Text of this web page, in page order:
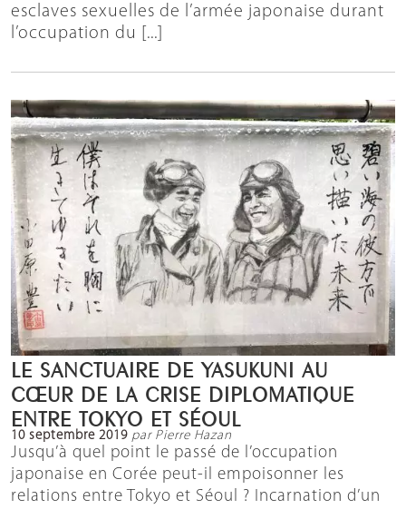
esclaves sexuelles de l’armée japonaise durant
l’occupation du [...]
LE SANCTUAIRE DE YASUKUNI AU
CŒUR DE LA CRISE DIPLOMATIQUE
ENTRE TOKYO ET SÉOUL
10 septembre 2019 par Pierre Hazan
Jusqu’à quel point le passé de l’occupation
japonaise en Corée peut-il empoisonner les
relations entre Tokyo et Séoul ? Incarnation d’un